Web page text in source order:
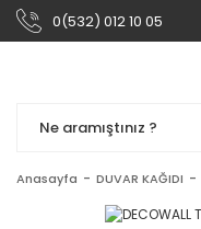
0(532) 012 10 05
Anasayfa DUVAR KAĞIDI